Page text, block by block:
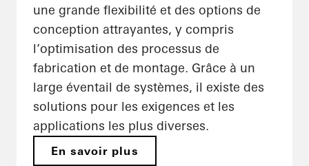
une grande flexibilité et des options de
conception attrayantes, y compris
l’optimisation des processus de
fabrication et de montage. Grâce à un
large éventail de systèmes, il existe des
solutions pour les exigences et les
applications les plus diverses.
En savoir plus